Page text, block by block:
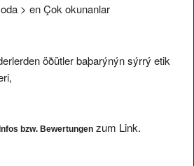
> en Çok okunanlar
öðütler baþarýnýn sýrrý etik
bzw. Bewertungen zum Link.